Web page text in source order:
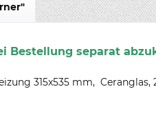
Bestellung separat
315x535 mm, Ceranglas,